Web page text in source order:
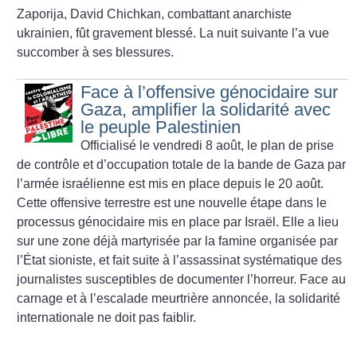
Zaporija, David Chichkan, combattant anarchiste
ukrainien, fût gravement blessé. La nuit suivante l’a vue
succomber à ses blessures.
Face à l’offensive génocidaire sur
Gaza, amplifier la solidarité avec
le peuple Palestinien
Officialisé le vendredi 8 août, le plan de prise
de contrôle et d’occupation totale de la bande de Gaza par
l’armée israélienne est mis en place depuis le 20 août.
Cette offensive terrestre est une nouvelle étape dans le
processus génocidaire mis en place par Israël. Elle a lieu
sur une zone déjà martyrisée par la famine organisée par
l’État sioniste, et fait suite à l’assassinat systématique des
journalistes susceptibles de documenter l’horreur. Face au
carnage et à l’escalade meurtrière annoncée, la solidarité
internationale ne doit pas faiblir.